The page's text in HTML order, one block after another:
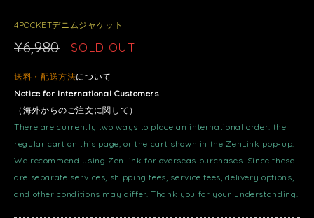
4POCKETデニムジャケット
¥6,980 SOLD OUT
送料・配送方法について
Notice for International Customers
（海外からのご注文に関して）
There are currently two ways to place an international order: the
regular cart on this page, or the cart shown in the ZenLink pop-up.
We recommend using ZenLink for overseas purchases. Since these
are separate services, shipping fees, service fees, delivery options,
and other conditions may differ. Thank you for your understanding.